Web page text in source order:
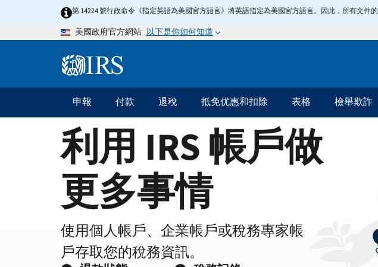
Page
第 14224 號行政命令《指定英語為美國官方語言》將英語指定為美國官方語言。因此，所有文件
美國政府官方網站 以下是你如何知道
Information
主
要
導
航
申報 付款 退稅 抵免优惠和扣除 表格 檢舉欺詐
利用 IRS 帳戶做
更多事情
使用個人帳戶、企業帳戶或稅務專家帳
戶存取您的稅務資訊。